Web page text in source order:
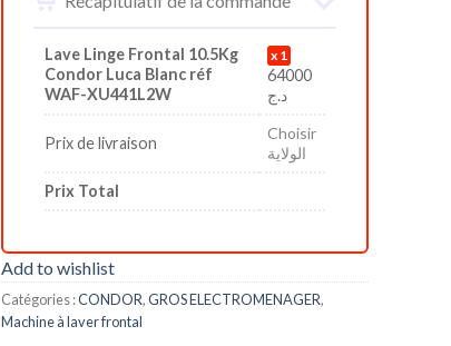
Lave Linge Frontal 10.5Kg
Condor Luca Blanc réf
WAF-XU441L2W
1
64000
د.ج
Prix de livraison
Choisir
الولاية
Prix Total
Add to wishlist
Catégories :CONDOR,GROS ELECTROMENAGER,
Machine à laver frontal